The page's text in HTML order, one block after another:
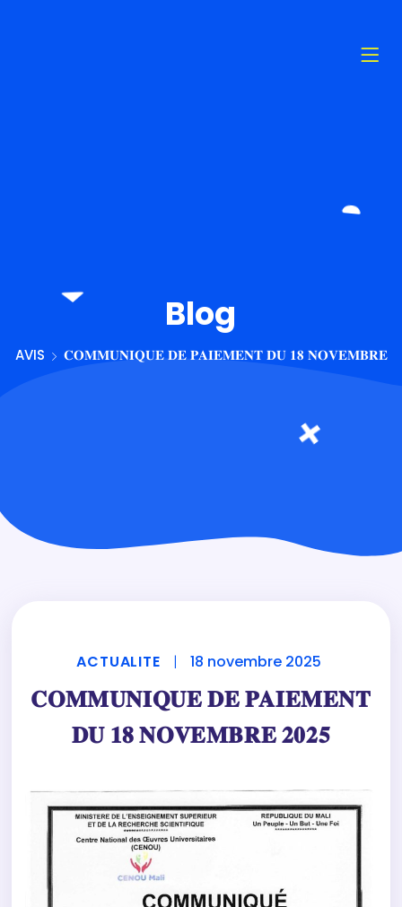
Blog
AVIS 𝐂𝐎𝐌𝐌𝐔𝐍𝐈𝐐𝐔𝐄 𝐃𝐄 𝐏𝐀𝐈𝐄𝐌𝐄𝐍𝐓 𝐃𝐔 𝟏𝟖 𝐍𝐎𝐕𝐄𝐌𝐁𝐑𝐄
ACTUALITE | 18 novembre 2025
𝐂𝐎𝐌𝐌𝐔𝐍𝐈𝐐𝐔𝐄 𝐃𝐄 𝐏𝐀𝐈𝐄𝐌𝐄𝐍𝐓
𝐃𝐔 𝟏𝟖 𝐍𝐎𝐕𝐄𝐌𝐁𝐑𝐄 𝟐𝟎𝟐𝟓